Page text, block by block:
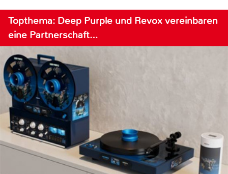
Topthema: Deep Purple und Revox vereinbaren
eine Partnerschaft…